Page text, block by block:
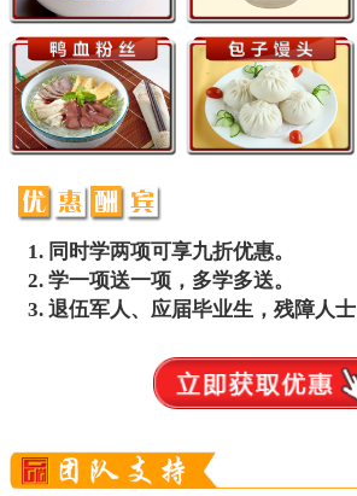
同时学两项可享九折优惠。
学一项送一项，多学多送。
退伍军人、应届毕业生，残障人士